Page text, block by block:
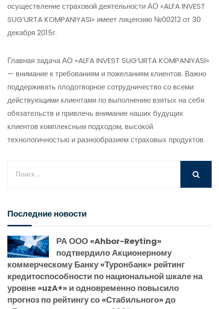
осуществление страховой деятельности АО «ALFA INVEST
SUG’URTA KOMPANIYASI» имеет лицензию №00212 от 30
декабря 2015г.
Главная задача АО «ALFA INVEST SUG’URTA KOMPANIYASI»
— внимание к требованиям и пожеланиям клиентов. Важно
поддерживать плодотворное сотрудничество со всеми
действующими клиентами по выполнению взятых на себя
обязательств и привлечь внимание наших будущих
клиентов комплексным подходом, высокой
технологичностью и разнообразием страховых продуктов.
Последние новости
РА ООО «Ahbor-Reyting»
подтвердило Акционерному
коммерческому Банку «Туронбанк» рейтинг
кредитоспособности по национальной шкале на
уровне «uzA+» и одновременно повысило
прогноз по рейтингу со «Стабильного» до